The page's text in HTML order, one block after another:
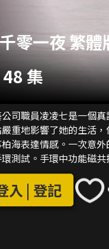
零一夜 繁體
集
司職員凌凌七是一個
重地影響了她的生活
海表達情感。一次意
測試。手環中功能磁
中，這一失誤，讓凌
時放下了現實生活中自
現實，夢境中的勇氣
入 | 登記